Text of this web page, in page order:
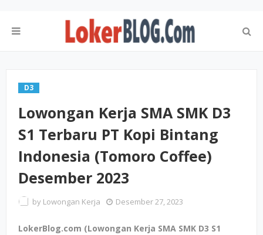
D3
Lowongan Kerja SMA SMK D3
S1 Terbaru PT Kopi Bintang
Indonesia (Tomoro Coffee)
Desember 2023
by Lowongan Kerja Desember 27, 2023
LokerBlog.com (Lowongan Kerja SMA SMK D3 S1